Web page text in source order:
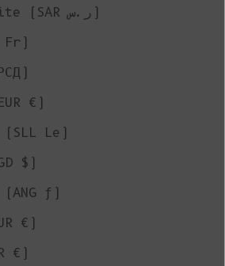
Arabie Saoudite (SAR ر.س)
Fr)
€)
Le)
$)
ƒ)
€)
€)